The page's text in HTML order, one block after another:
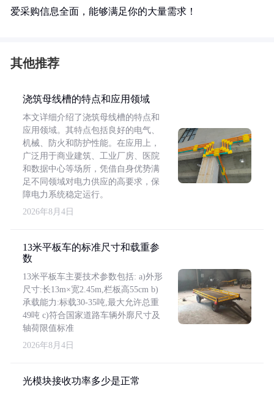
爱采购信息全面，能够满足你的大量需求！
其他推荐
浇筑母线槽的特点和应用领域
本文详细介绍了浇筑母线槽的特点和
应用领域。其特点包括良好的电气、
机械、防火和防护性能。在应用上，
广泛用于商业建筑、工业厂房、医院
和数据中心等场所，凭借自身优势满
足不同领域对电力供应的高要求，保
障电力系统稳定运行。
2026年8月4日
13米平板车的标准尺寸和载重参
数
13米平板车主要技术参数包括: a)外形
尺寸:长13m×宽2.45m,栏板高55cm b)
承载能力:标载30-35吨,最大允许总重
49吨 c)符合国家道路车辆外廓尺寸及
轴荷限值标准
2026年8月4日
光模块接收功率多少是正常